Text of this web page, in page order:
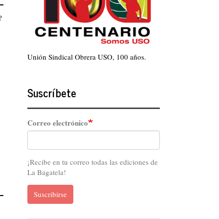
Unión Sindical Obrera USO, 100 años.
Suscríbete
Correo electrónico
¡Recibe en tu correo todas las ediciones de
La Bagatela!
Suscribirse